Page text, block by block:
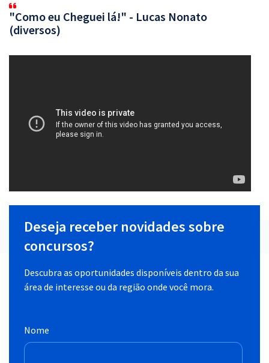
"Como eu Cheguei lá!" - Lucas Nonato
(diversos)
Deseja receber novidades sobre
concursos?
Descubra as oportunidades disponíveis dentro da sua
área de interesse ou da região onde você mora.
Nome